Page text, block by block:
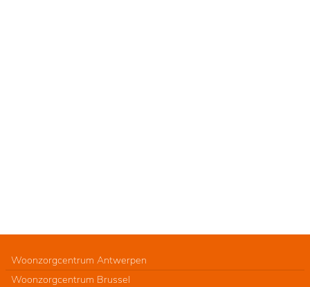
Woonzorgcentrum Antwerpen
Woonzorgcentrum Brussel